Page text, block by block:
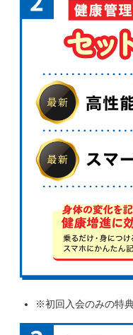
※初回入会のみの特